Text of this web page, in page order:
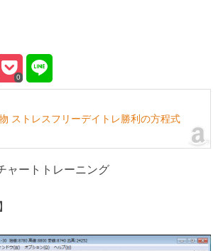
0
ストレスフリーデイトレ勝利の方程式
ャートトレーニング